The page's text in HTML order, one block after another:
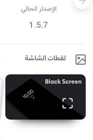
الإصدار الحالي
1.5.7
لقطات الشاشة